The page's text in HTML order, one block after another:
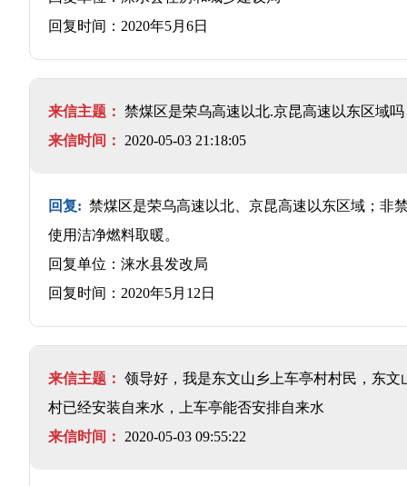
回复时间：2020年5月6日
来信主题： 禁煤区是荣乌高速以北.京昆高速以东区域
来信时间：
2020-05-03 21:18:05
回复: 禁煤区是荣乌高速以北、京昆高速以东区域；非
使用洁净燃料取暖。
回复单位：涞水县发改局
回复时间：2020年5月12日
来信主题： 领导好，我是东文山乡上车亭村村民，东
村已经安装自来水，上车亭能否安排自来水
来信时间：
2020-05-03 09:55:22